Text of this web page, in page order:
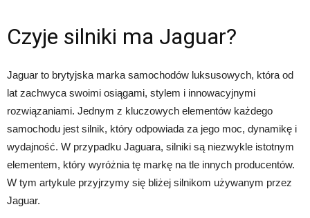
Czyje silniki ma Jaguar?
Jaguar to brytyjska marka samochodów luksusowych, która od
lat zachwyca swoimi osiągami, stylem i innowacyjnymi
rozwiązaniami. Jednym z kluczowych elementów każdego
samochodu jest silnik, który odpowiada za jego moc, dynamikę i
wydajność. W przypadku Jaguara, silniki są niezwykle istotnym
elementem, który wyróżnia tę markę na tle innych producentów.
W tym artykule przyjrzymy się bliżej silnikom używanym przez
Jaguar.